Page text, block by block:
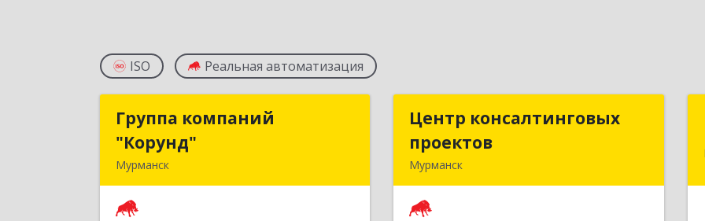
ISO Реальная автоматизация
Группа компаний
"Корунд"
Мурманск
Группа компаний
Центр консалтинговых
проектов
Мурманск
Центр консалтинговых
Академика Книповича ул, дом № 19а,